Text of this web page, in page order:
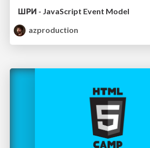
ШРИ - JavaScript Event Model
azproduction